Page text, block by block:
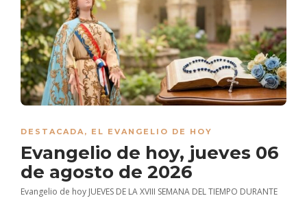
DESTACADA, EL EVANGELIO DE HOY
Evangelio de hoy, jueves 06
de agosto de 2026
Evangelio de hoy JUEVES DE LA XVIII SEMANA DEL TIEMPO DURANTE